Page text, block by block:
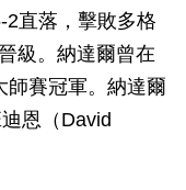
直落，擊敗多格
級。納達爾曾在
師賽冠軍。納達爾
恩（David